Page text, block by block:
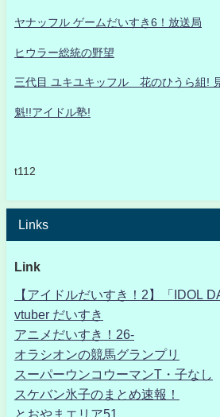
ヤナッフル ゲームだいすき6！放送局
ヒウラー総統の野望
三代目 ユキユキッフル 花のひうら組!
魁!!アイドル塾!
t112
Links
Link
【アイドルだいすき！2】「IDOL
vtuber だいすき
アニメだいすき！26-
オラシオンの競馬グランプリ
スーパーウンコウーマンT・子なし
スケバン氷子のまとめ速報！
とおやまエリア51